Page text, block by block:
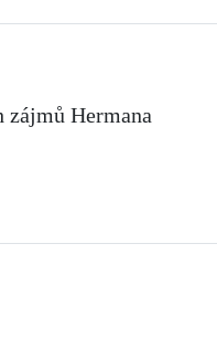
zájmů Hermana